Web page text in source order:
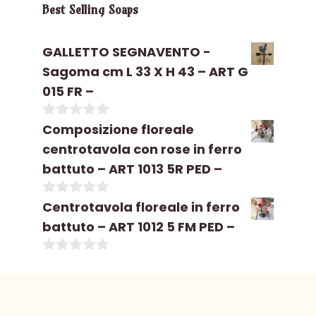
Best Selling Soaps
GALLETTO SEGNAVENTO -
Sagoma cm L 33 X H 43 – ART G
015 FR –
0
u
5
Composizione floreale
centrotavola con rose in ferro
battuto – ART 1013 5R PED –
0
u
5
Centrotavola floreale in ferro
battuto – ART 1012 5 FM PED –